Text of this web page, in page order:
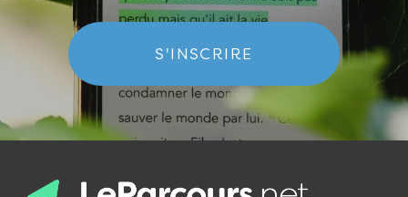
S'INSCRIRE